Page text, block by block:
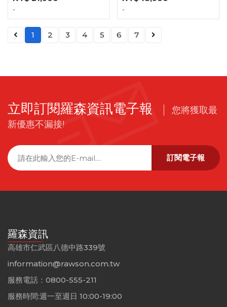
- -
1 2 3 4 5 6 7
立即訂閱羅森資訊電子報
您將獲取最
新優惠不漏接!
訂閱電子報
羅森資訊
高雄市仁武區八德中路339號
information@rawson.com.tw
服務電話：0800-555-211
服務時間:週一至週日 10:00-19:00